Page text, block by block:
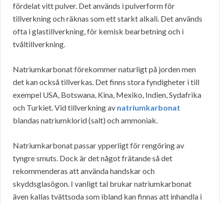
fördelat vitt pulver. Det används i pulverform för
tillverkning och räknas som ett starkt alkali. Det används
ofta i glastillverkning, för kemisk bearbetning och i
tvåltillverkning.
Natriumkarbonat förekommer naturligt på jorden men
det kan också tillverkas. Det finns stora fyndigheter i till
exempel USA, Botswana, Kina, Mexiko, Indien, Sydafrika
och Turkiet. Vid tillverkning av natriumkarbonat
blandas natriumklorid (salt) och ammoniak.
Natriumkarbonat passar ypperligt för rengöring av
tyngre smuts. Dock är det något frätande så det
rekommenderas att använda handskar och
skyddsglasögon. I vanligt tal brukar natriumkarbonat
även kallas tvättsoda som ibland kan finnas att inhandla i